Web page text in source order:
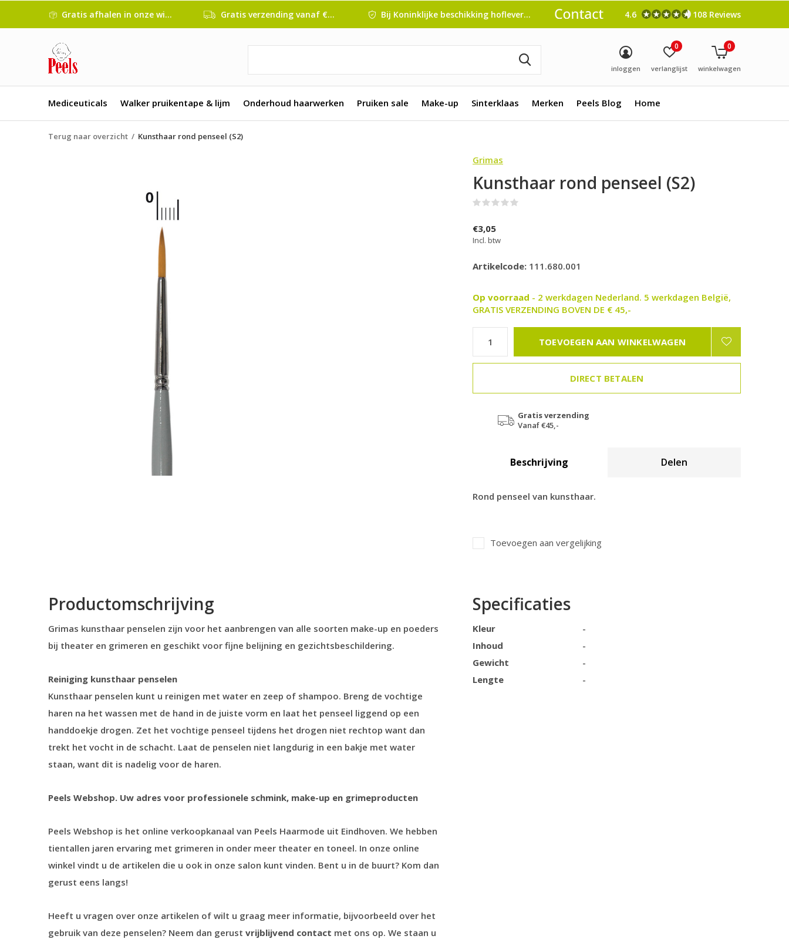
Mediceuticals Walker pruikentape & lijm Onderhoud haarwerken Pruiken sale Make-up Sinterklaas Merken Peels Blog Home
inloggen verlanglijst
0
winkelwagen
0
Gratis afhalen in onze winkel Gratis verzending vanaf € 45 ,- Bij Koninklijke beschikking hofleverancier 4.6 108 Reviews
Terug naar overzicht Kunsthaar rond penseel (S2)
Grimas
Kunsthaar rond penseel (S2)
€3,05
Incl. btw
Artikelcode: 111.680.001
Op voorraad - 2 werkdagen Nederland. 5 werkdagen België,
GRATIS VERZENDING BOVEN DE € 45,-
TOEVOEGEN AAN WINKELWAGEN
DIRECT BETALEN
Gratis verzending
Vanaf €45,-
Beschrijving Delen
Rond penseel van kunsthaar.
Toevoegen aan vergelijking
Productomschrijving
Grimas kunsthaar penselen zijn voor het aanbrengen van alle soorten make-up en poeders
bij theater en grimeren en geschikt voor fijne belijning en gezichtsbeschildering.
Reiniging kunsthaar penselen
Kunsthaar penselen kunt u reinigen met water en zeep of shampoo. Breng de vochtige
haren na het wassen met de hand in de juiste vorm en laat het penseel liggend op een
handdoekje drogen. Zet het vochtige penseel tijdens het drogen niet rechtop want dan
trekt het vocht in de schacht. Laat de penselen niet langdurig in een bakje met water
staan, want dit is nadelig voor de haren.
Peels Webshop. Uw adres voor professionele schmink, make-up en grimeproducten
Peels Webshop is het online verkoopkanaal van Peels Haarmode uit Eindhoven. We hebben
tientallen jaren ervaring met grimeren in onder meer theater en toneel. In onze online
winkel vindt u de artikelen die u ook in onze salon kunt vinden. Bent u in de buurt? Kom dan
gerust eens langs!
Heeft u vragen over onze artikelen of wilt u graag meer informatie, bijvoorbeeld over het
gebruik van deze penselen? Neem dan gerust vrijblijvend contact met ons op. We staan u
Specificaties
Kleur
-
Inhoud
-
Gewicht
-
Lengte
-